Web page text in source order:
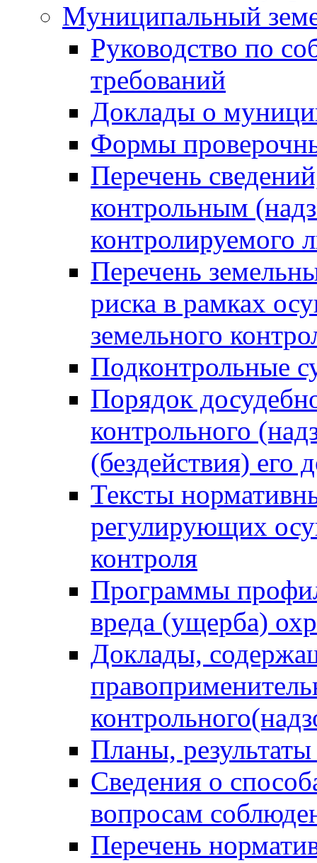
Муниципальный
Руководство по
требований
Доклады о
Формы
Перечень
контрольным
контролируемого
Перечень
риска в рамках
земельного
Подконтрольные
Порядок
контрольного
(бездействия)
Тексты
регулирующих
контроля
Программы
вреда (ущерба)
Доклады,
Планы,
Сведения о
вопросам
Перечень